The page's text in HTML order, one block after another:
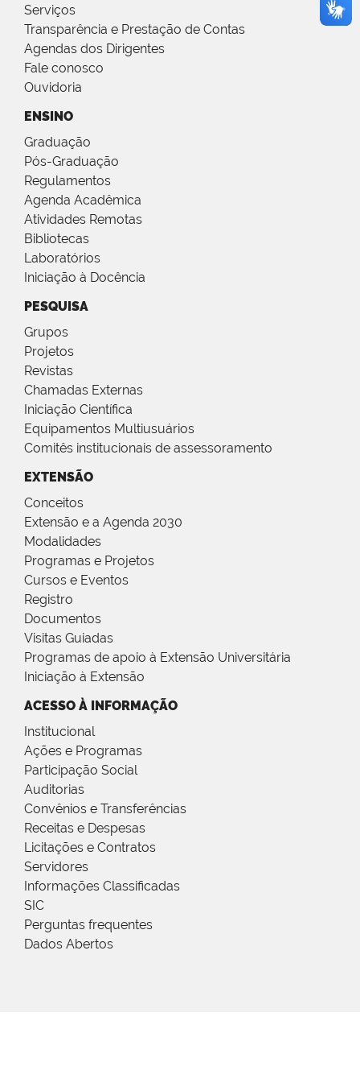
Serviços
Transparência e Prestação de Contas
Agendas dos Dirigentes
Fale conosco
Ouvidoria
ENSINO
Graduação
Pós-Graduação
Regulamentos
Agenda Acadêmica
Atividades Remotas
Bibliotecas
Laboratórios
Iniciação à Docência
PESQUISA
Grupos
Projetos
Revistas
Chamadas Externas
Iniciação Científica
Equipamentos Multiusuários
Comitês institucionais de assessoramento
EXTENSÃO
Conceitos
Extensão e a Agenda 2030
Modalidades
Programas e Projetos
Cursos e Eventos
Registro
Documentos
Visitas Guiadas
Programas de apoio à Extensão Universitária
Iniciação à Extensão
ACESSO À INFORMAÇÃO
Institucional
Ações e Programas
Participação Social
Auditorias
Convênios e Transferências
Receitas e Despesas
Licitações e Contratos
Servidores
Informações Classificadas
SIC
Perguntas frequentes
Dados Abertos